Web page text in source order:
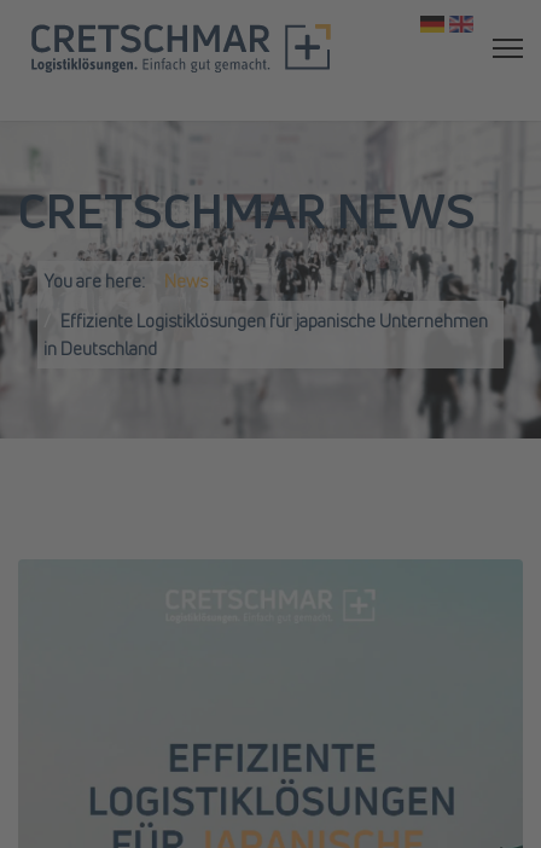
CRETSCHMAR NEWS
You are here:
News
Effiziente Logistiklösungen für japanische Unternehmen
in Deutschland
Select your